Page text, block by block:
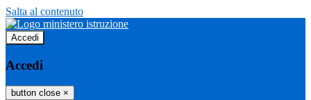
Salta al contenuto
Accedi
Accedi
button close ×